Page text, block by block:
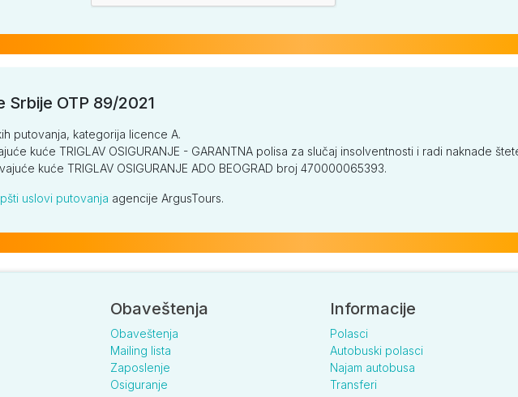
Srbije OTP 89/2021
putovanja, kategorija licence A.
kuće TRIGLAV OSIGURANJE - GARANTNA polisa za slučaj insolventnosti i radi naknade
kuće TRIGLAV OSIGURANJE ADO BEOGRAD broj 470000065393.
uslovi putovanja agencije ArgusTours.
Obaveštenja
Obaveštenja
Mailing lista
Zaposlenje
Osiguranje
Informacije
Polasci
Autobuski polasci
Najam autobusa
Transferi